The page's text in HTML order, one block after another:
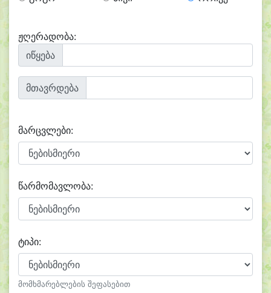
ჟღერადობა:
იწყება
მთავრდება
მარცვლები:
წარმომავლობა:
ტიპი:
მომხმარებლების შეფასებით